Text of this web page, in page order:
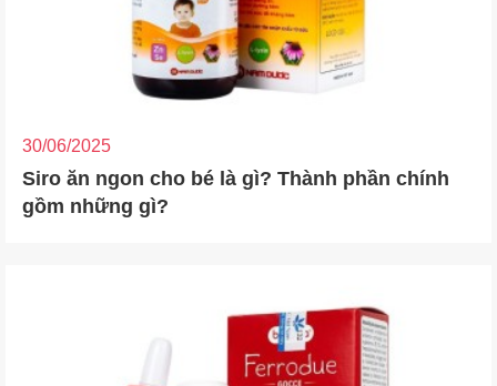
30/06/2025
Siro ăn ngon cho bé là gì? Thành phần chính
gồm những gì?